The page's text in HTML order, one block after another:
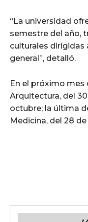
“La universidad
semestre del año,
culturales
general”, detalló.
En el próximo mes
Arquitectura, del
octubre; la última
Medicina, del 28